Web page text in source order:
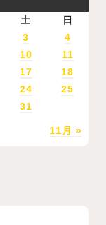
土 日
11月 »
3
4
10
11
17
18
24
25
31